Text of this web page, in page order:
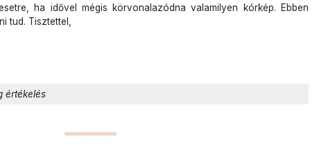
ha idővel mégis körvonalazódna valamilyen kórkép. Ebben
tud. Tisztettel,
értékelés